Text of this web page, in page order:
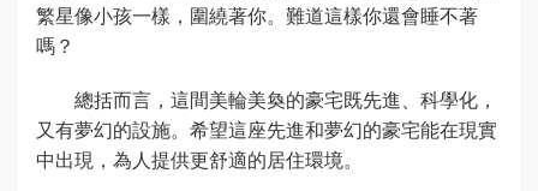
繁星像小孩一樣，圍繞著你。難道這樣你還會睡不著
嗎？
總括而言，這間美輪美奐的豪宅既先進、科學化，
又有夢幻的設施。希望這座先進和夢幻的豪宅能在現實
中出現，為人提供更舒適的居住環境。